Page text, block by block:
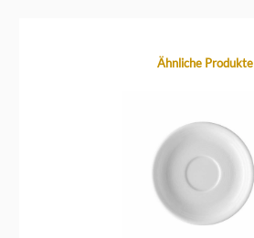
Produktgalerie überspringenÄhnliche Produkte